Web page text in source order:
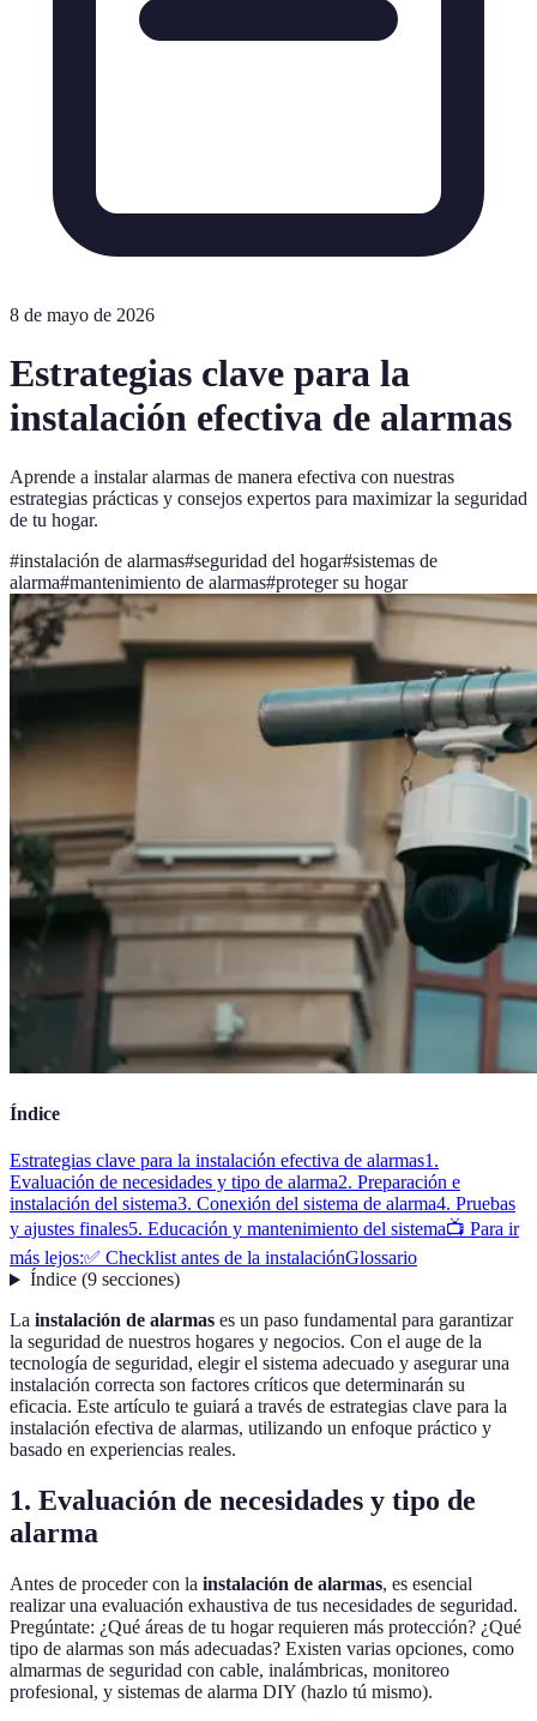
8 de mayo de 2026
Estrategias clave para la
instalación efectiva de alarmas
Aprende a instalar alarmas de manera efectiva con nuestras
estrategias prácticas y consejos expertos para maximizar la seguridad
de tu hogar.
#instalación de alarmas#seguridad del hogar#sistemas de
alarma#mantenimiento de alarmas#proteger su hogar
Índice
Estrategias clave para la instalación efectiva de alarmas1.
Evaluación de necesidades y tipo de alarma2. Preparación e
instalación del sistema3. Conexión del sistema de alarma4. Pruebas
y ajustes finales5. Educación y mantenimiento del sistema📺 Para ir
más lejos:✅ Checklist antes de la instalaciónGlossario
Índice(9 secciones)
La instalación de alarmas es un paso fundamental para garantizar
la seguridad de nuestros hogares y negocios. Con el auge de la
tecnología de seguridad, elegir el sistema adecuado y asegurar una
instalación correcta son factores críticos que determinarán su
eficacia. Este artículo te guiará a través de estrategias clave para la
instalación efectiva de alarmas, utilizando un enfoque práctico y
basado en experiencias reales.
1. Evaluación de necesidades y tipo de
alarma
Antes de proceder con la instalación de alarmas, es esencial
realizar una evaluación exhaustiva de tus necesidades de seguridad.
Pregúntate: ¿Qué áreas de tu hogar requieren más protección? ¿Qué
tipo de alarmas son más adecuadas? Existen varias opciones, como
almarmas de seguridad con cable, inalámbricas, monitoreo
profesional, y sistemas de alarma DIY (hazlo tú mismo).